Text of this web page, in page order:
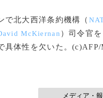
北大西洋条約機構（
McKiernan ）司令官
具体性を欠いた。(c)AFP/
メディア・